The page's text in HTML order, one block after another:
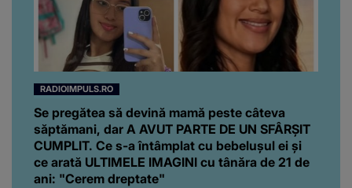
RADIOIMPULS.RO
Se pregătea să devină mamă peste câteva
săptămani, dar A AVUT PARTE DE UN SFÂRȘIT
CUMPLIT. Ce s-a întâmplat cu bebelușul ei și
ce arată ULTIMELE IMAGINI cu tânăra de 21 de
ani: "Cerem dreptate"